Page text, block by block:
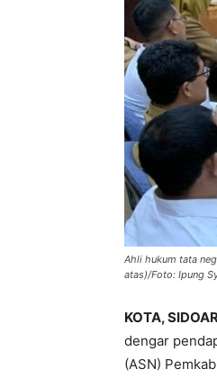
Ahli hukum tata
atas)/Foto: Ipung
KOTA,
dengar
(ASN)